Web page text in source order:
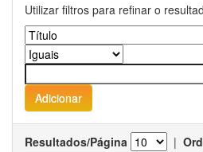
Utilizar filtros para refinar o
Resultados/Página |